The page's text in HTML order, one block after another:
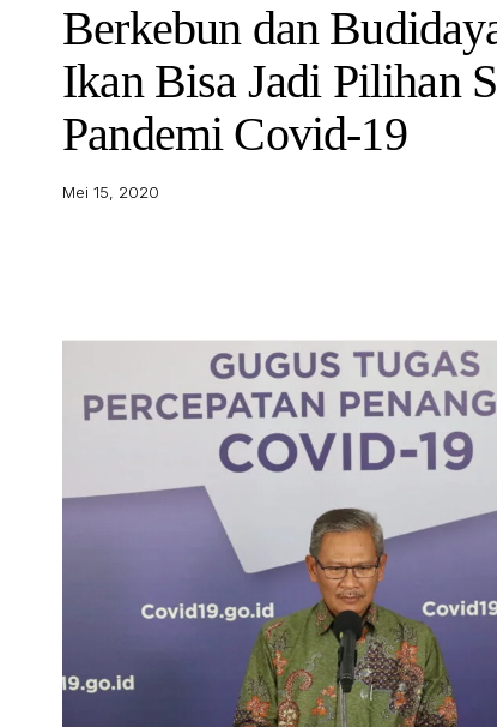
Berkebun dan
Ikan Bisa Jadi Pilihan
Pandemi Covid-19
Mei 15, 2020